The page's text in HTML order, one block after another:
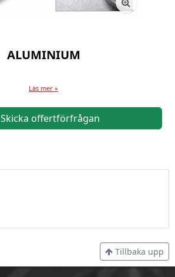
ALUMINIUM
Läs mer »
Skicka offertförfrågan
Tillbaka upp